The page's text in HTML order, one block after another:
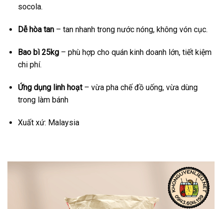
socola.
Dễ hòa tan– tan nhanh trong nước nóng, không vón cục.
Bao bì 25kg– phù hợp cho quán kinh doanh lớn, tiết kiệm
chi phí.
Ứng dụng linh hoạt– vừa pha chế đồ uống, vừa dùng
trong làm bánh
Xuất xứ: Malaysia